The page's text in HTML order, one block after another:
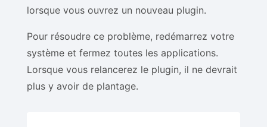
lorsque vous ouvrez un nouveau plugin.
Pour résoudre ce problème, redémarrez votre
système et fermez toutes les applications.
Lorsque vous relancerez le plugin, il ne devrait
plus y avoir de plantage.